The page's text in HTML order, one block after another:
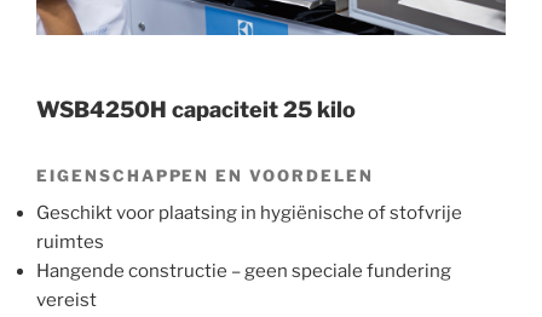
WSB4250H capaciteit 25 kilo
EIGENSCHAPPEN EN VOORDELEN
Geschikt voor plaatsing in hygiënische of stofvrije
ruimtes
Hangende constructie – geen speciale fundering
vereist